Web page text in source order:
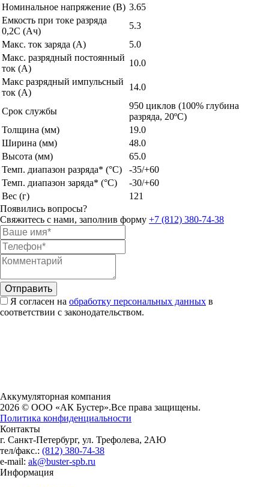
Номинальное напряжение (В) 3.65
Емкость при токе разряда
0,2С (Ач)
5.3
Макс. ток заряда (А)
5.0
Макс. разрядный постоянный
ток (А)
10.0
Макс разрядный импульсный
ток (А)
14.0
Срок службы
950 циклов (100% глубина
разряда, 20ºС)
Толщина (мм)
19.0
Ширина (мм)
48.0
Высота (мм)
65.0
Темп. диапазон разряда* (°C)
-35/+60
Темп. диапазон заряда* (°C)
-30/+60
Вес (г)
121
Появились вопросы?
Свяжитесь с нами, заполнив форму +7 (812) 380-74-38
Я согласен на обработку персональных данных в
соответствии с законодательством.
Аккумуляторная компания
2026 © ООО «АК Бустер».Все права защищены.
Политика конфиденциальности
Контакты
г. Санкт-Петербург, ул. Трефолева, 2АЮ
тел/факс.: (812) 380-74-38
e-mail: ak@buster-spb.ru
Информация